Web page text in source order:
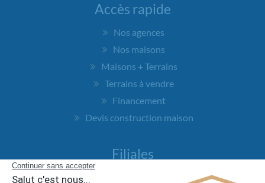
Accès rapide
Nos agences
Nos maisons
Maisons + Terrains
Terrains à vendre
Financement
Devis construction maison
Filiales